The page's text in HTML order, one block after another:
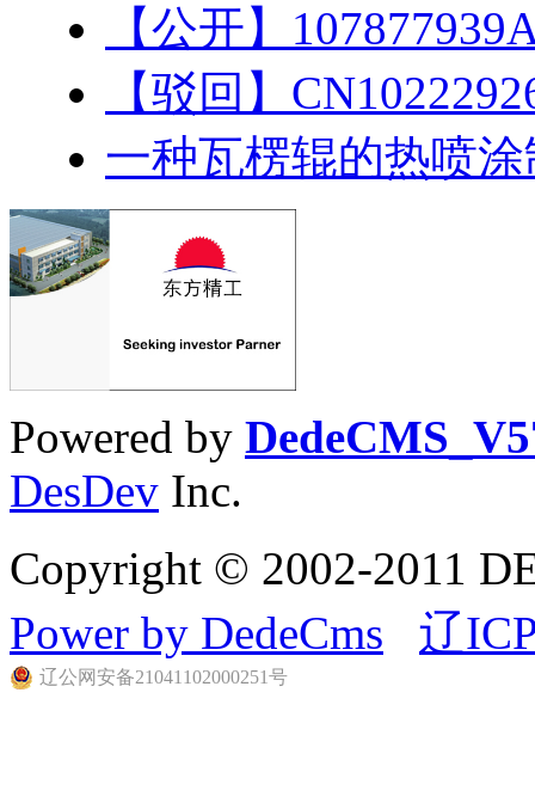
【公开】
【驳回】
一种瓦楞辊的热喷
Powered by
DesDev Inc.
Copyright © 2002-2011
Power by DedeCms
辽
辽公网安备21041102000251号